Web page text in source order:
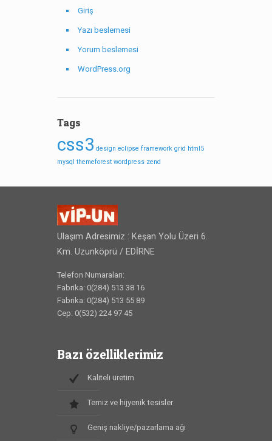
Giriş
Yazı beslemesi
Yorum beslemesi
WordPress.org
Tags
css3 design eclipse framework grid html5
mysql themeforest wordpress zend
Ulaşım Adresimiz : Keşan Yolu Üzeri 6.
Km. Uzunköprü / EDİRNE
Telefon Numaraları:
Fabrika: 0(284) 513 38 16
Fabrika: 0(284) 513 55 89
Cep: 0(532) 224 97 45
Bazı özelliklerimiz
Kaliteli üretim
Temiz ve hijyenik tesisler
Geniş nakliye/pazarlama ağı